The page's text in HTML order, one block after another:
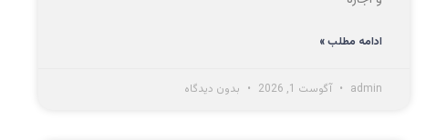
ادامه مطلب »
admin آگوست 1, 2026 بدون دیدگاه